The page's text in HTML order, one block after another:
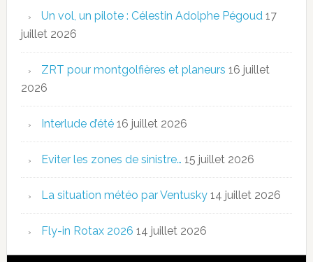
Un vol, un pilote : Célestin Adolphe Pégoud 17
juillet 2026
ZRT pour montgolfières et planeurs 16 juillet
2026
Interlude d’été 16 juillet 2026
Eviter les zones de sinistre… 15 juillet 2026
La situation météo par Ventusky 14 juillet 2026
Fly-in Rotax 2026 14 juillet 2026